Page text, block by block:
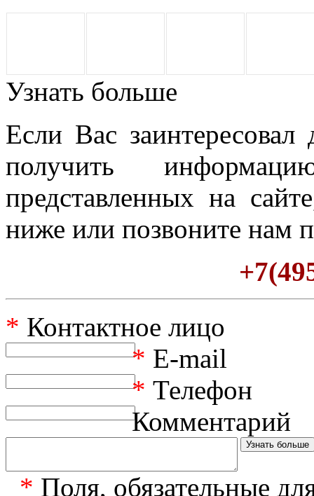
Узнать больше
Если Вас
получить
представленных на
ниже или позвоните нам
* Контактное лицо
* E-mail
* Телефон
Комментарий
* Поля, обязательные